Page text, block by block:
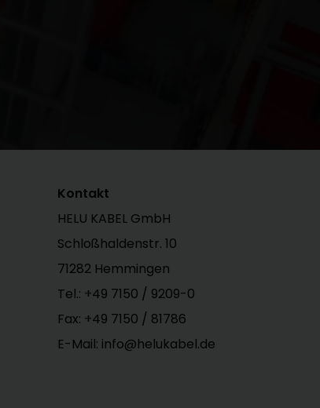
Kontakt
HELU KABEL GmbH
Schloßhaldenstr. 10
71282 Hemmingen
Tel.: +49 7150 / 9209-0
Fax: +49 7150 / 81786
E-Mail: info@helukabel.de